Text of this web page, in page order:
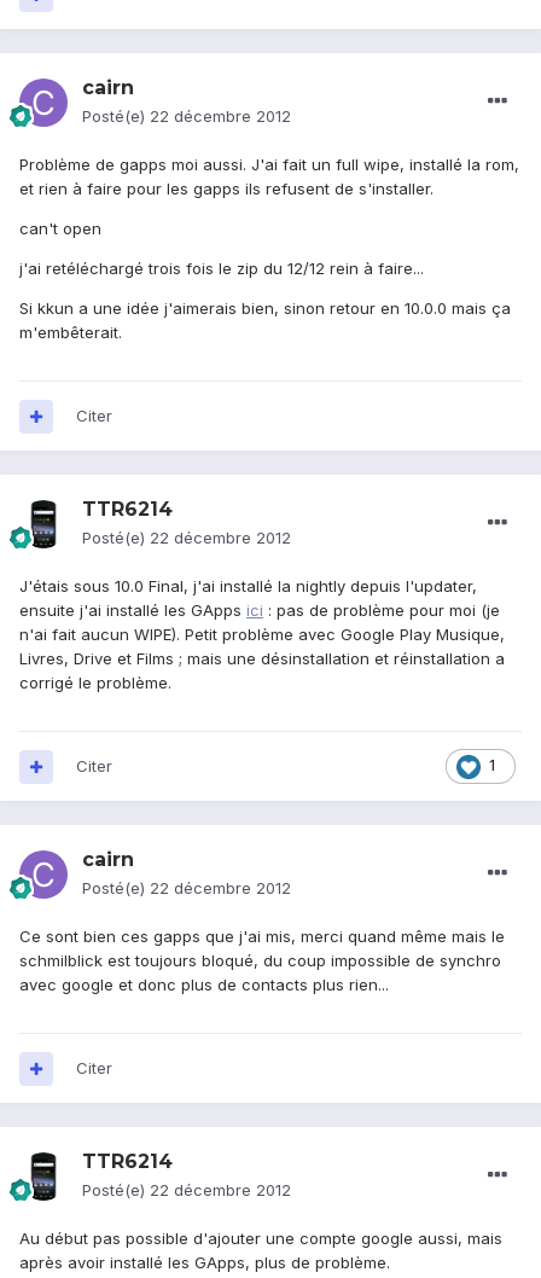
cairn
Posté(e) 22 décembre 2012
Problème de gapps moi aussi. J'ai fait un full wipe, installé la rom,
et rien à faire pour les gapps ils refusent de s'installer.
can't open
j'ai retéléchargé trois fois le zip du 12/12 rein à faire...
Si kkun a une idée j'aimerais bien, sinon retour en 10.0.0 mais ça
m'embêterait.
Citer
TTR6214
Posté(e) 22 décembre 2012
J'étais sous 10.0 Final, j'ai installé la nightly depuis l'updater,
ensuite j'ai installé les GApps ici : pas de problème pour moi (je
n'ai fait aucun WIPE). Petit problème avec Google Play Musique,
Livres, Drive et Films ; mais une désinstallation et réinstallation a
corrigé le problème.
1
Citer
cairn
Posté(e) 22 décembre 2012
Ce sont bien ces gapps que j'ai mis, merci quand même mais le
schmilblick est toujours bloqué, du coup impossible de synchro
avec google et donc plus de contacts plus rien...
Citer
TTR6214
Posté(e) 22 décembre 2012
Au début pas possible d'ajouter une compte google aussi, mais
après avoir installé les GApps, plus de problème.